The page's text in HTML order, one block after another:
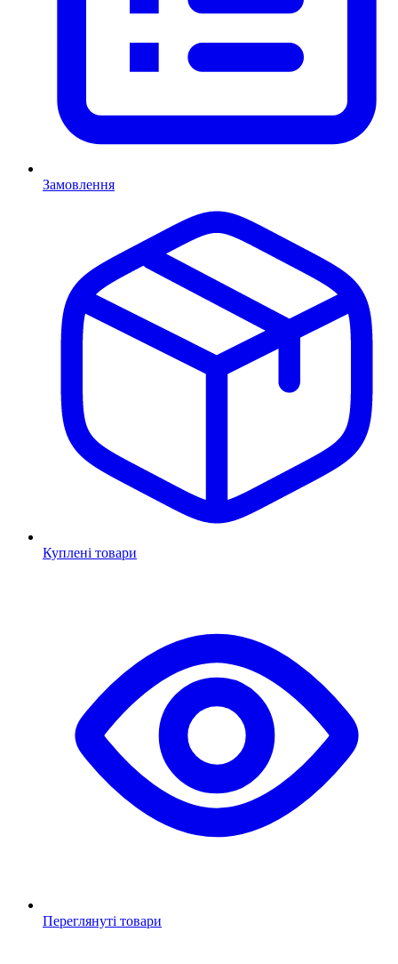
Замовлення
Куплені товари
Переглянуті товари